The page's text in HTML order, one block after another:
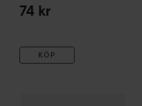
74 kr
KÖP